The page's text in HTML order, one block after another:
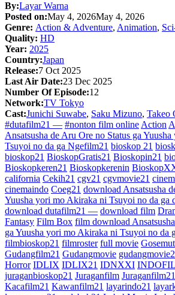
By:Layar Warna
Posted on:May 4, 2026May 4, 2026
Genre: Action & Adventure, Animation,
Quality: HD
Year: 2025
Country:Japan
Release:7 Oct 2025
Last Air Date:23 Dec 2025
Number Of Episode:12
Network:TV Tokyo
Cast:Junichi Suwabe, Saku Mizuno, Takeo
#dutafilm21 — #nonton film online Action
Ansatsusha de Aru Ore no Status ga
Tsuyoi no da ga Ngefilm21 bioskop 21
bioskop21 BioskopGratis21 Bioskopin21
Bioskopkeren21 Bioskopkerenin
california Cekih21 cgv21 cgvmovie21
cinemaindo Coeg21 download Ansatsusha
Yuusha yori mo Akiraka ni Tsuyoi no da ga
download dutafilm21 — download film
Fantasy Film Box film download
ga Yuusha yori mo Akiraka ni Tsuyoi no da
filmbioskop21 filmroster full movie Gosemut
Gudangfilm21 Gudangmovie
Horror IDLIX IDLIX21 IDNXXI
juraganbioskop21 Juraganfilm Juraganfilm21
Kacafilm21 Kawanfilm21 layarindo21